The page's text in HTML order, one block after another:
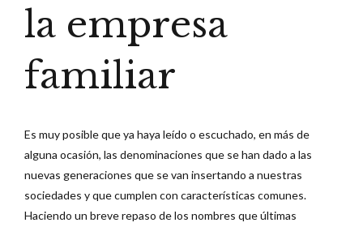
la empresa
familiar
Es muy posible que ya haya leído o escuchado, en más de
alguna ocasión, las denominaciones que se han dado a las
nuevas generaciones que se van insertando a nuestras
sociedades y que cumplen con características comunes.
Haciendo un breve repaso de los nombres que últimas